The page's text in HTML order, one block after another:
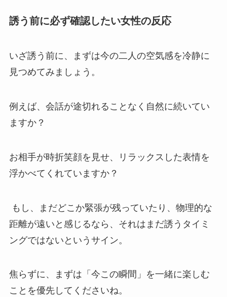
誘う前に必ず確認したい女性の反応
いざ誘う前に、まずは今の二人の空気感を冷静に
見つめてみましょう。
例えば、会話が途切れることなく自然に続いてい
ますか？
お相手が時折笑顔を見せ、リラックスした表情を
浮かべてくれていますか？
もし、まだどこか緊張が残っていたり、物理的な
距離が遠いと感じるなら、それはまだ誘うタイミ
ングではないというサイン。
焦らずに、まずは「今この瞬間」を一緒に楽しむ
ことを優先してくださいね。